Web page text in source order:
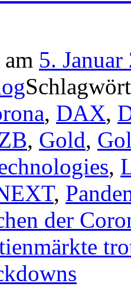
5. Januar
, DAX,
, Gold,
,
,